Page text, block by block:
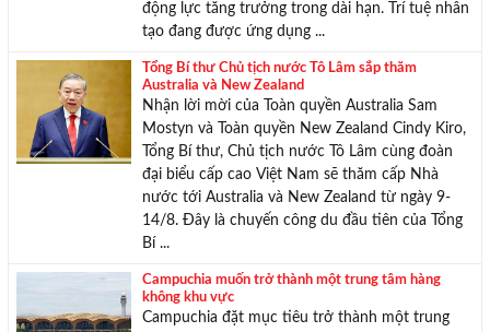
động lực tăng trưởng trong dài hạn. Trí tuệ nhân
tạo đang được ứng dụng ...
Tổng Bí thư Chủ tịch nước Tô Lâm sắp thăm
Australia và New Zealand
Nhận lời mời của Toàn quyền Australia Sam
Mostyn và Toàn quyền New Zealand Cindy Kiro,
Tổng Bí thư, Chủ tịch nước Tô Lâm cùng đoàn
đại biểu cấp cao Việt Nam sẽ thăm cấp Nhà
nước tới Australia và New Zealand từ ngày 9-
14/8. Đây là chuyến công du đầu tiên của Tổng
Bí ...
Campuchia muốn trở thành một trung tâm hàng
không khu vực
Campuchia đặt mục tiêu trở thành một trung